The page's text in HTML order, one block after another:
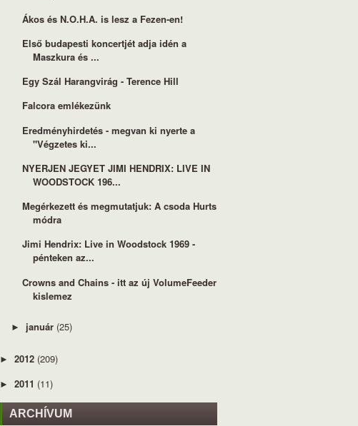
Ákos és N.O.H.A. is lesz a Fezen-en!
Első budapesti koncertjét adja idén a
Maszkura és ...
Egy Szál Harangvirág - Terence Hill
Falcora emlékezünk
Eredményhirdetés - megvan ki nyerte a
"Végzetes ki...
NYERJEN JEGYET JIMI HENDRIX: LIVE IN
WOODSTOCK 196...
Megérkezett és megmutatjuk: A csoda Hurts
módra
Jimi Hendrix: Live in Woodstock 1969 -
pénteken az...
Crowns and Chains - itt az új VolumeFeeder
kislemez
► január (25)
► 2012 (209)
► 2011 (11)
ARCHÍVUM